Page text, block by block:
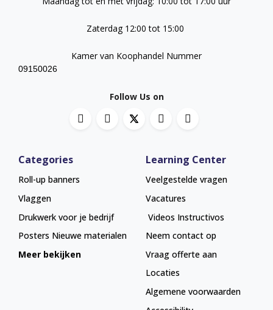
Zaterdag 12:00 tot 15:00
Kamer van Koophandel Nummer
09150026
Follow Us on
Categories
Roll-up banners
Vlaggen
Drukwerk voor je bedrijf
Posters Nieuwe materialen
Meer bekijken
Learning Center
Veelgestelde vragen
Vacatures
Videos Instructivos
Neem contact op
Vraag offerte aan
Locaties
Algemene voorwaarden